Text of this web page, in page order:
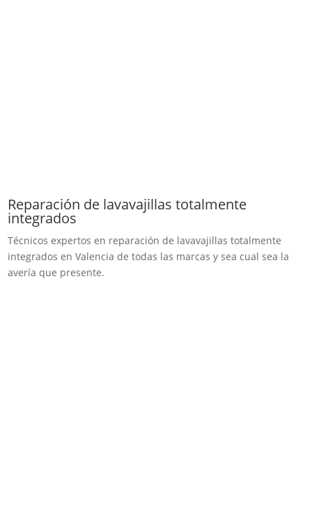
Reparación de lavavajillas totalmente
integrados
Técnicos expertos en reparación de lavavajillas totalmente
integrados en Valencia de todas las marcas y sea cual sea la
avería que presente.